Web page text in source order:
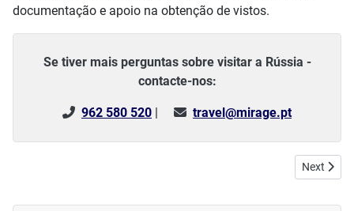
documentação e apoio na obtenção de vistos.
Se tiver mais perguntas sobre visitar a Rússia -
contacte-nos:
962 580 520 | travel@mirage.pt
Next
Next